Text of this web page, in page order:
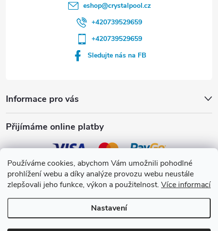
Používáme cookies, abychom Vám umožnili pohodlné
prohlížení webu a díky analýze provozu webu neustále
zlepšovali jeho funkce, výkon a použitelnost. Více informací
Nastavení
Informace pro vás
Přijímáme online platby
eshop@crystalpool.cz
+420739529659
+420739529659
Sledujte nás na FB
Crystalpool s.r.o.
Copyright 2026Crystalpool e-shop. Všechna práva vyhrazena.Upravit